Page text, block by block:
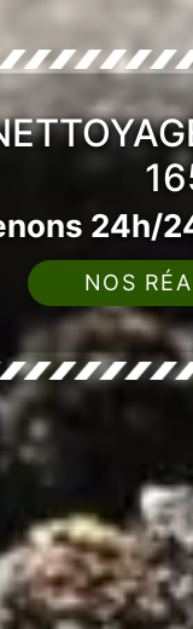
24h/
NOS